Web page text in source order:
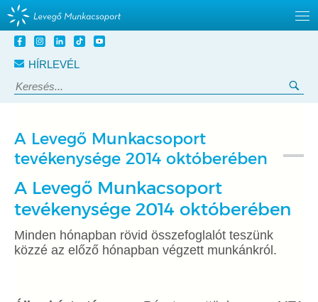
Tovább
tartalomra
HÍRLEVÉL
Keresés:
A Levegő Munkacsoport
tevékenysége 2014 októberében
A Levegő Munkacsoport
tevékenysége 2014 októberében
Minden hónapban rövid összefoglalót teszünk
közzé az előző hónapban végzett munkánkról.